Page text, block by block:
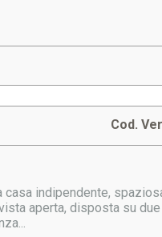
Cod.
indipendente,
aperta, disposta su